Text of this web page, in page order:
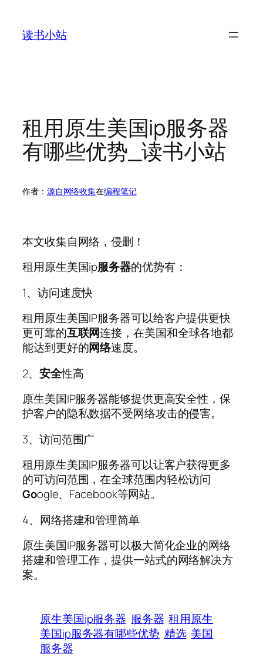
读书小站
租用原生美国ip服务器
有哪些优势_读书小站
作者： 源自网络收集在编程笔记
本文收集自网络，侵删！
租用原生美国ip服务器的优势有：
1、访问速度快
租用原生美国IP服务器可以给客户提供更快
更可靠的互联网连接，在美国和全球各地都
能达到更好的网络速度。
2、 安全性高
原生美国IP服务器能够提供更高安全性，保
护客户的隐私数据不受网络攻击的侵害。
3、访问范围广
租用原生美国IP服务器可以让客户获得更多
的可访问范围，在全球范围内轻松访问
Google、Facebook等网站。
4、网络搭建和管理简单
原生美国IP服务器可以极大简化企业的网络
搭建和管理工作，提供一站式的网络解决方
案。
原生美国ip服务器 服务器 租用原生
美国ip服务器有哪些优势 精选 美国
服务器